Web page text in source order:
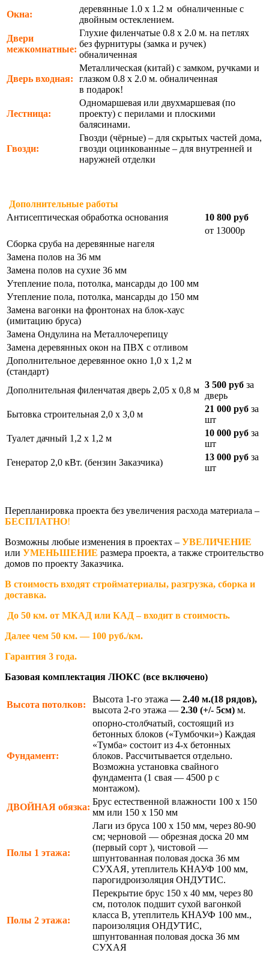
Окна:
деревянные 1.0 х 1.2 м обналиченные с
двойным остеклением.
Двери
межкомнатные:
Глухие филенчатые 0.8 х 2.0 м. на петлях
без фурнитуры (замка и ручек)
обналиченная
Дверь входная:
Металлическая (китай) с замком, ручками и
глазком 0.8 х 2.0 м. обналиченная
в подарок!
Лестница:
Одномаршевая или двухмаршевая (по
проекту) с перилами и плоскими
балясинами.
Гвозди:
Гвозди (чёрные) – для скрытых частей дома,
гвозди оцинкованные – для внутренней и
наружней отделки
Дополнительные работы
Антисептическая обработка основания
10 800 руб
от 13000р
Сборка сруба на деревянные нагеля
Замена полов на 36 мм
Замена полов на сухие 36 мм
Утепление пола, потолка, мансарды до 100 мм
Утепление пола, потолка, мансарды до 150 мм
Замена вагонки на фронтонах на блок-хаус
(имитацию бруса)
Замена Ондулина на Металлочерепицу
Замена деревянных окон на ПВХ с отливом
Дополнительное деревянное окно 1,0 х 1,2 м
(стандарт)
Дополнительная филенчатая дверь 2,05 х 0,8 м
3 500 руб за
дверь
Бытовка строительная 2,0 х 3,0 м
21 000 руб за
шт
Туалет дачный 1,2 х 1,2 м
10 000 руб за
шт
Генератор 2,0 кВт. (бензин Заказчика)
13 000 руб за
шт
Перепланировка проекта без увеличения расхода материала –
БЕСПЛАТНО!
Возможны любые изменения в проектах – УВЕЛИЧЕНИЕ
или УМЕНЬШЕНИЕ размера проекта, а также строительство
домов по проекту Заказчика.
В стоимость входят стройматериалы, разгрузка, сборка и
доставка.
До 50 км. от МКАД или КАД – входит в стоимость.
Далее чем 50 км. — 100 руб./км.
Гарантия 3 года.
Базовая комплектация ЛЮКС (все включено)
Высота потолков:
Высота 1-го этажа— 2.40 м.(18 рядов),
высота 2-го этажа — 2.30 (+/- 5см) м.
Фундамент:
опорно-столбчатый, состоящий из
бетонных блоков («Тумбочки») Каждая
«Тумба» состоит из 4-х бетонных
блоков. Рассчитывается отдельно.
Возможна установка свайного
фундамента (1 свая — 4500 р с
монтажом).
ДВОЙНАЯ обязка:
Брус естественной влажности 100 х 150
мм или 150 х 150 мм
Полы 1 этажа:
Лаги из бруса 100 х 150 мм, через 80-90
см; черновой — обрезная доска 20 мм
(первый сорт ), чистовой —
шпунтованная половая доска 36 мм
СУХАЯ, утеплитель КНАУФ 100 мм,
парогидроизоляция ОНДУТИС.
Полы 2 этажа:
Перекрытие брус 150 х 40 мм, через 80
см, потолок подшит сухой вагонкой
класса В, утеплитель КНАУФ 100 мм.,
пароизоляция ОНДУТИС,
шпунтованная половая доска 36 мм
СУХАЯ